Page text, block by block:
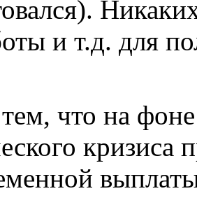
и т.д. для
что на
кризиса